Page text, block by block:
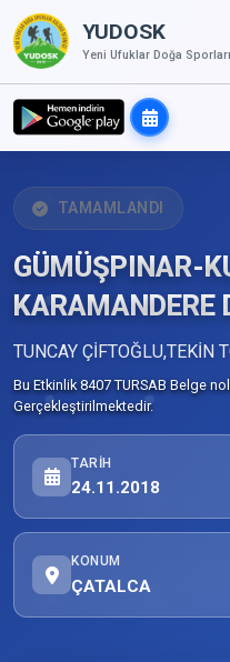
YUDOSK
Yeni Ufuklar Doğa
TAMAMLANDI
GÜMÜŞPINAR-
KARAMANDERE
TUNCAY ÇİFTOĞLU,TEKİN
Bu Etkinlik 8407 TURSAB Belge
Gerçekleştirilmektedir.
TARIH
24.11.2018
KONUM
ÇATALCA